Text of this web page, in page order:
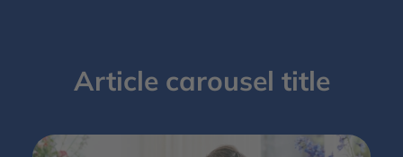
Article carousel title